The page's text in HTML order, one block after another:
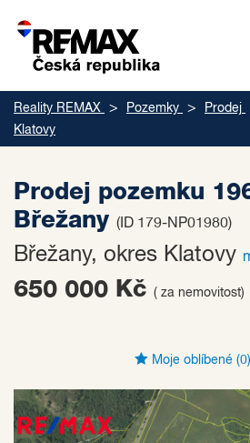
Reality REMAX Pozemky Prodej
Klatovy
Prodej pozemku
Břežany (ID 179-NP01980)
Břežany, okres Klatovy
650 000 Kč ( za nemovitost)
Moje oblíbené (0)